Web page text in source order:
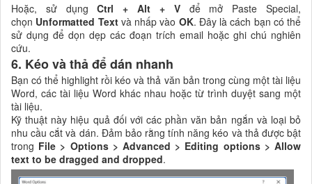
Hoặc, sử dụngCtrl + Alt + Vđể mở Paste Special,
chọn Unformatted Textvà nhấp vào OK. Đây là cách bạn có thể
sử dụng để dọn dẹp các đoạn trích email hoặc ghi chú nghiên
cứu.
6. Kéo và thả để dán nhanh
Bạn có thể highlight rồi kéo và thả văn bản trong cùng một tài liệu
Word, các tài liệu Word khác nhau hoặc từ trình duyệt sang một
tài liệu.
Kỹ thuật này hiệu quả đối với các phần văn bản ngắn và loại bỏ
nhu cầu cắt và dán. Đảm bảo rằng tính năng kéo và thả được bật
trong File > Options > Advanced > Editing options > Allow
text to be dragged and dropped.